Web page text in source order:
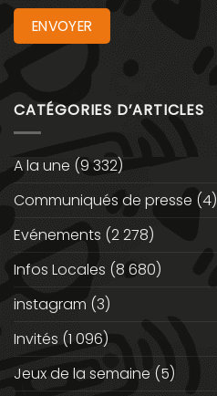
CATÉGORIES D’ARTICLES
A la une (9 332)
Communiqués de presse (4)
Evénements (2 278)
Infos Locales (8 680)
instagram (3)
Invités (1 096)
Jeux de la semaine (5)